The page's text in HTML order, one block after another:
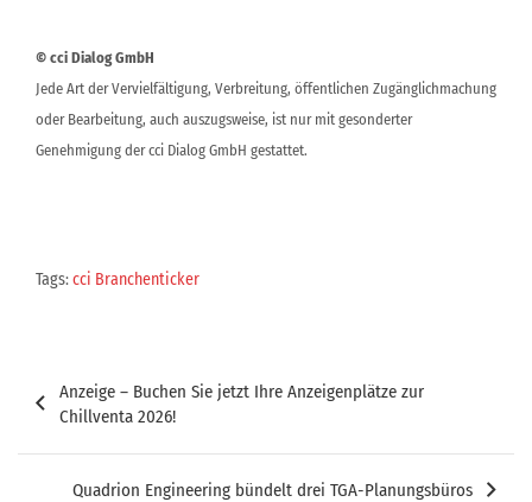
© cci Dialog GmbH
Jede Art der Vervielfältigung, Verbreitung, öffentlichen Zugänglichmachung
oder Bearbeitung, auch auszugsweise, ist nur mit gesonderter
Genehmigung der cci Dialog GmbH gestattet.
Tags:cci Branchenticker
Beitragsnavigation
Anzeige – Buchen Sie jetzt Ihre Anzeigenplätze zur
Chillventa 2026!
Quadrion Engineering bündelt drei TGA-Planungsbüros